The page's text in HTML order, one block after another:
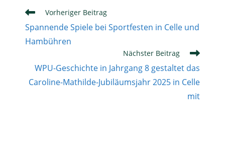
Weitere
ansehen
Vorheriger Beitrag
Spannende Spiele bei Sportfesten in Celle und
Hambühren
Nächster Beitrag
WPU-Geschichte in Jahrgang 8 gestaltet das
Caroline-Mathilde-Jubiläumsjahr 2025 in Celle
mit